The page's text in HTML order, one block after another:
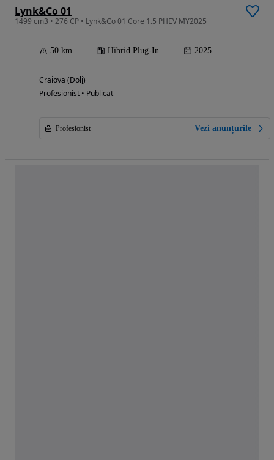
Lynk&Co 01
1499 cm3 • 276 CP • Lynk&Co 01 Core 1.5 PHEV MY2025
50 km Hibrid Plug-In 2025
Craiova (Dolj)
Profesionist • Publicat
Profesionist Vezi anunțurile